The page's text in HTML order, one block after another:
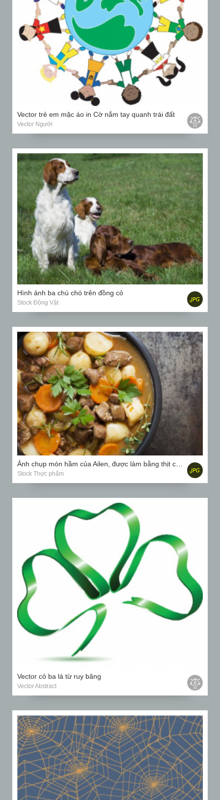
Vector trẻ em mặc áo in Cờ nắm tay quanh trái đất
Vector Người
Hình ảnh ba chú chó trên đồng cỏ
Stock Động Vật
Stock Thực phẩm
Vector cỏ ba lá từ ruy băng
Vector Abstract